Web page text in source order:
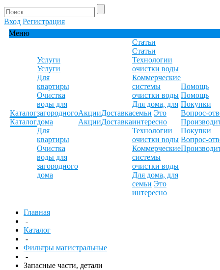
Вход Регистрация
Меню
Каталог
Каталог
Услуги
Услуги
Для
квартиры
Очистка
воды для
загородного
дома
Для
квартиры
Очистка
воды для
загородного
дома
Акции
Акции
Доставка
Доставка
Статьи
Статьи
Технологии
очистки воды
Коммерческие
системы
очистки воды
Для дома, для
семьи Это
интересно
Технологии
очистки воды
Коммерческие
системы
очистки воды
Для дома, для
семьи Это
интересно
Помощь
Помощь
Покупки
Вопрос-
Покупки
Вопрос-
Главная
-
Каталог
-
Фильтры магистральные
-
Запасные части, детали